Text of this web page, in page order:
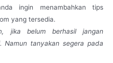
ingin menambahkan tips
yang tersedia.
jika belum berhasil jangan
Namun tanyakan segera pada